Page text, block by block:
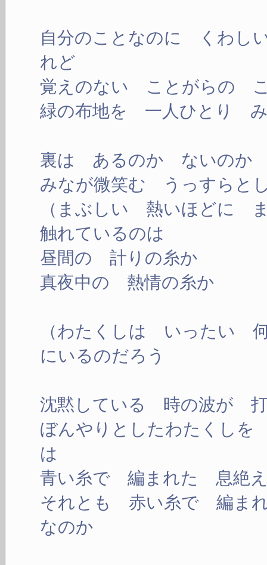
自分のことなのに くわし
れど
覚えのない ことがらの
緑の布地を 一人ひとり み
裏は あるのか ないのか
みなが微笑む うっすら
（まぶしい 熱いほどに
触れているのは
昼間の 計りの糸か
真夜中の 熱情の糸か
（わたくしは いったい
にいるのだろう
沈黙している 時の波が
ぼんやりとしたわたくし
は
青い糸で 編まれた 息絶え
それとも 赤い糸で 編ま
なのか